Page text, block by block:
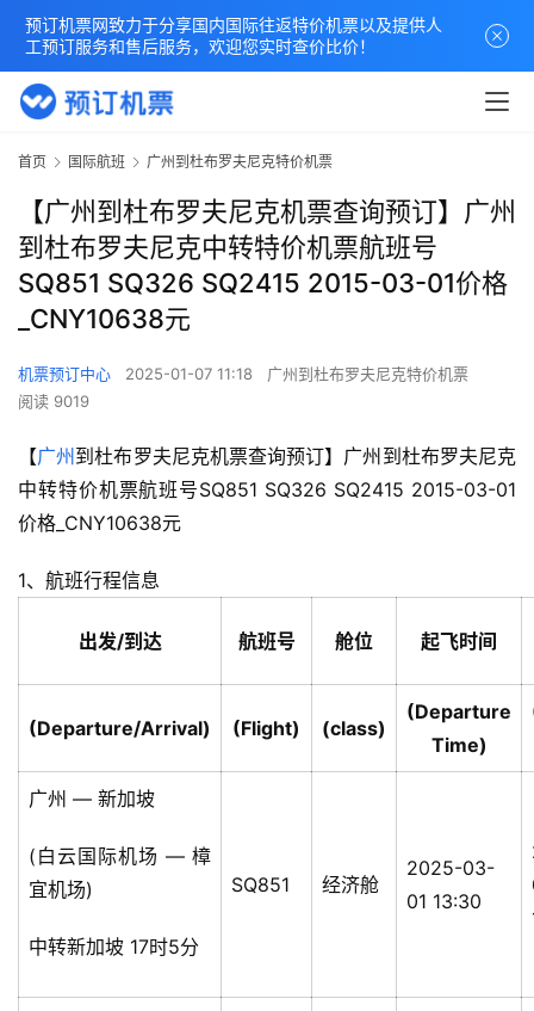
首页 国际航班 广州到杜布罗夫尼克特价机票
【广州到杜布罗夫尼克机票查询预订】广州
到杜布罗夫尼克中转特价机票航班号
SQ851 SQ326 SQ2415 2015-03-01价格
_CNY10638元
机票预订中心 2025-01-07 11:18
广州到杜布罗夫尼克特价机票
阅读 9019
【广州 到杜布罗夫尼克机票查询预订】广州到杜布罗夫尼克
中转特价机票航班号SQ851 SQ326 SQ2415 2015-03-01
价格_CNY10638元
1、航班行程信息
出发/到达 航班号 舱位 起飞时间
(Departure/Arrival) (Flight) (class)
(Departure
Time)
广州 — 新加坡
(白云国际机场 — 樟
宜机场)
中转新加坡 17时5分
SQ851 经济舱
2025-03-
01 13:30
预订机票网致力于分享国内国际往返特价机票以及提供人
工预订服务和售后服务，欢迎您实时查价比价！